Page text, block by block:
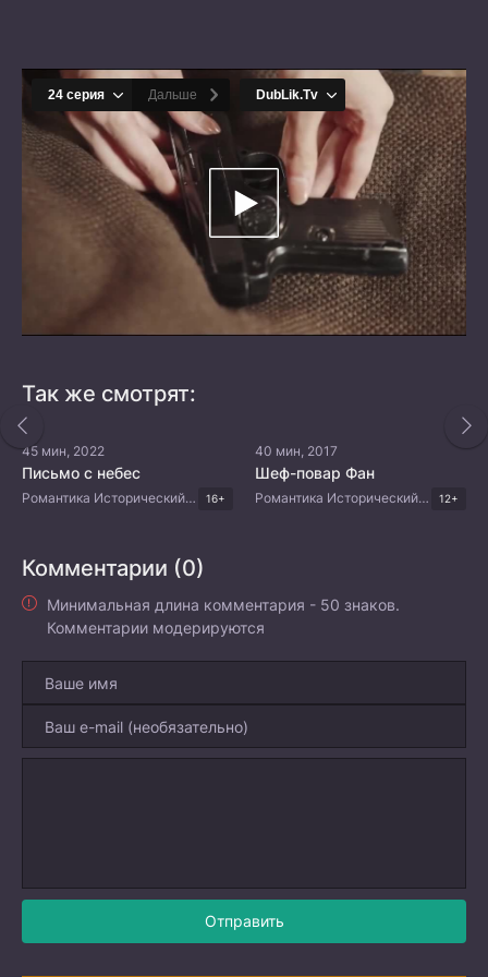
Так же смотрят:
45 мин, 2022
Письмо с небес
Романтика Исторический Мистика Комедия Китайские дорамы 16+
40 мин, 2017
Шеф-повар Фан
Романтика Исторический Комедия Китайские дорамы 12+
Комментарии (0)
Минимальная длина комментария - 50 знаков.
Комментарии модерируются
Отправить